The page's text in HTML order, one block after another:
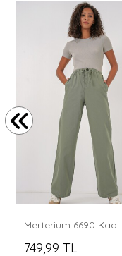
Merterium 6690 Kadın Bol Paça Yüksek Bel Pantolon - Çağla
749,99 TL